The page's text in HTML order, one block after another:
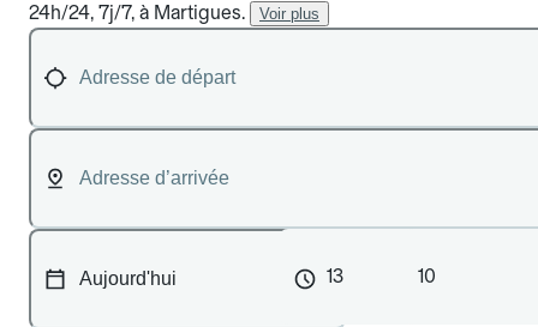
24h/24, 7j/7, à Martigues.
Voir plus
13 10